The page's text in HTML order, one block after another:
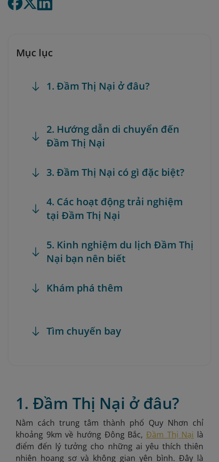
Mục lục
1. Đầm Thị Nại ở đâu?
2. Hướng dẫn di chuyển đến
Đầm Thị Nại
3. Đầm Thị Nại có gì đặc biệt?
4. Các hoạt động trải nghiệm
tại Đầm Thị Nại
5. Kinh nghiệm du lịch Đầm Thị
Nại bạn nên biết
Khám phá thêm
Tìm chuyến bay
1. Đầm Thị Nại ở đâu?
Nằm cách trung tâm thành phố Quy Nhơn chỉ
khoảng 9km về hướng Đông Bắc, Đầm Thị Nại là
điểm đến lý tưởng cho những ai yêu thích thiên
nhiên hoang sơ và không gian yên bình. Đây là